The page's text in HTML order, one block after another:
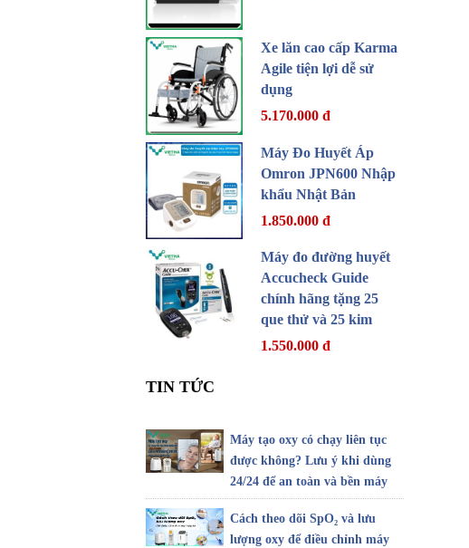
Xe lăn cao cấp Karma
Agile tiện lợi dễ sử
dụng
5.170.000 đ
Máy Đo Huyết Áp
Omron JPN600 Nhập
khẩu Nhật Bản
1.850.000 đ
Máy đo đường huyết
Accucheck Guide
chính hãng tặng 25
que thử và 25 kim
1.550.000 đ
TIN TỨC
Máy tạo oxy có chạy liên tục
được không? Lưu ý khi dùng
24/24 để an toàn và bền máy
Cách theo dõi SpO₂ và lưu
lượng oxy để điều chỉnh máy